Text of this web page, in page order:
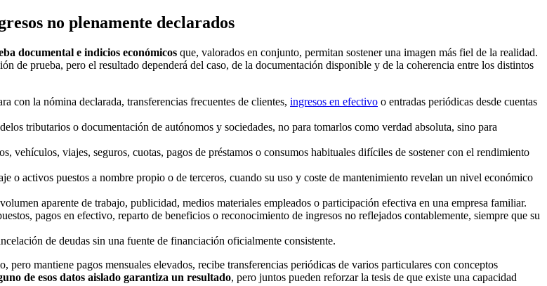
no plenamente declarados
documental e indicios económicos que, valorados en conjunto, permitan sostener una imagen más fiel de la realidad.
prueba, pero el resultado dependerá del caso, de la documentación disponible y de la coherencia entre los distintos
con la nómina declarada, transferencias frecuentes de clientes, ingresos en efectivo o entradas periódicas desde cuentas
tributarios o documentación de autónomos y sociedades, no para tomarlos como verdad absoluta, sino para
vehículos, viajes, seguros, cuotas, pagos de préstamos o consumos habituales difíciles de sostener con el rendimiento
o activos puestos a nombre propio o de terceros, cuando su uso y coste de mantenimiento revelan un nivel económico
aparente de trabajo, publicidad, medios materiales empleados o participación efectiva en una empresa familiar.
pagos en efectivo, reparto de beneficios o reconocimiento de ingresos no reflejados contablemente, siempre que su
de deudas sin una fuente de financiación oficialmente consistente.
mantiene pagos mensuales elevados, recibe transferencias periódicas de varios particulares con conceptos
de esos datos aislado garantiza un resultado, pero juntos pueden reforzar la tesis de que existe una capacidad